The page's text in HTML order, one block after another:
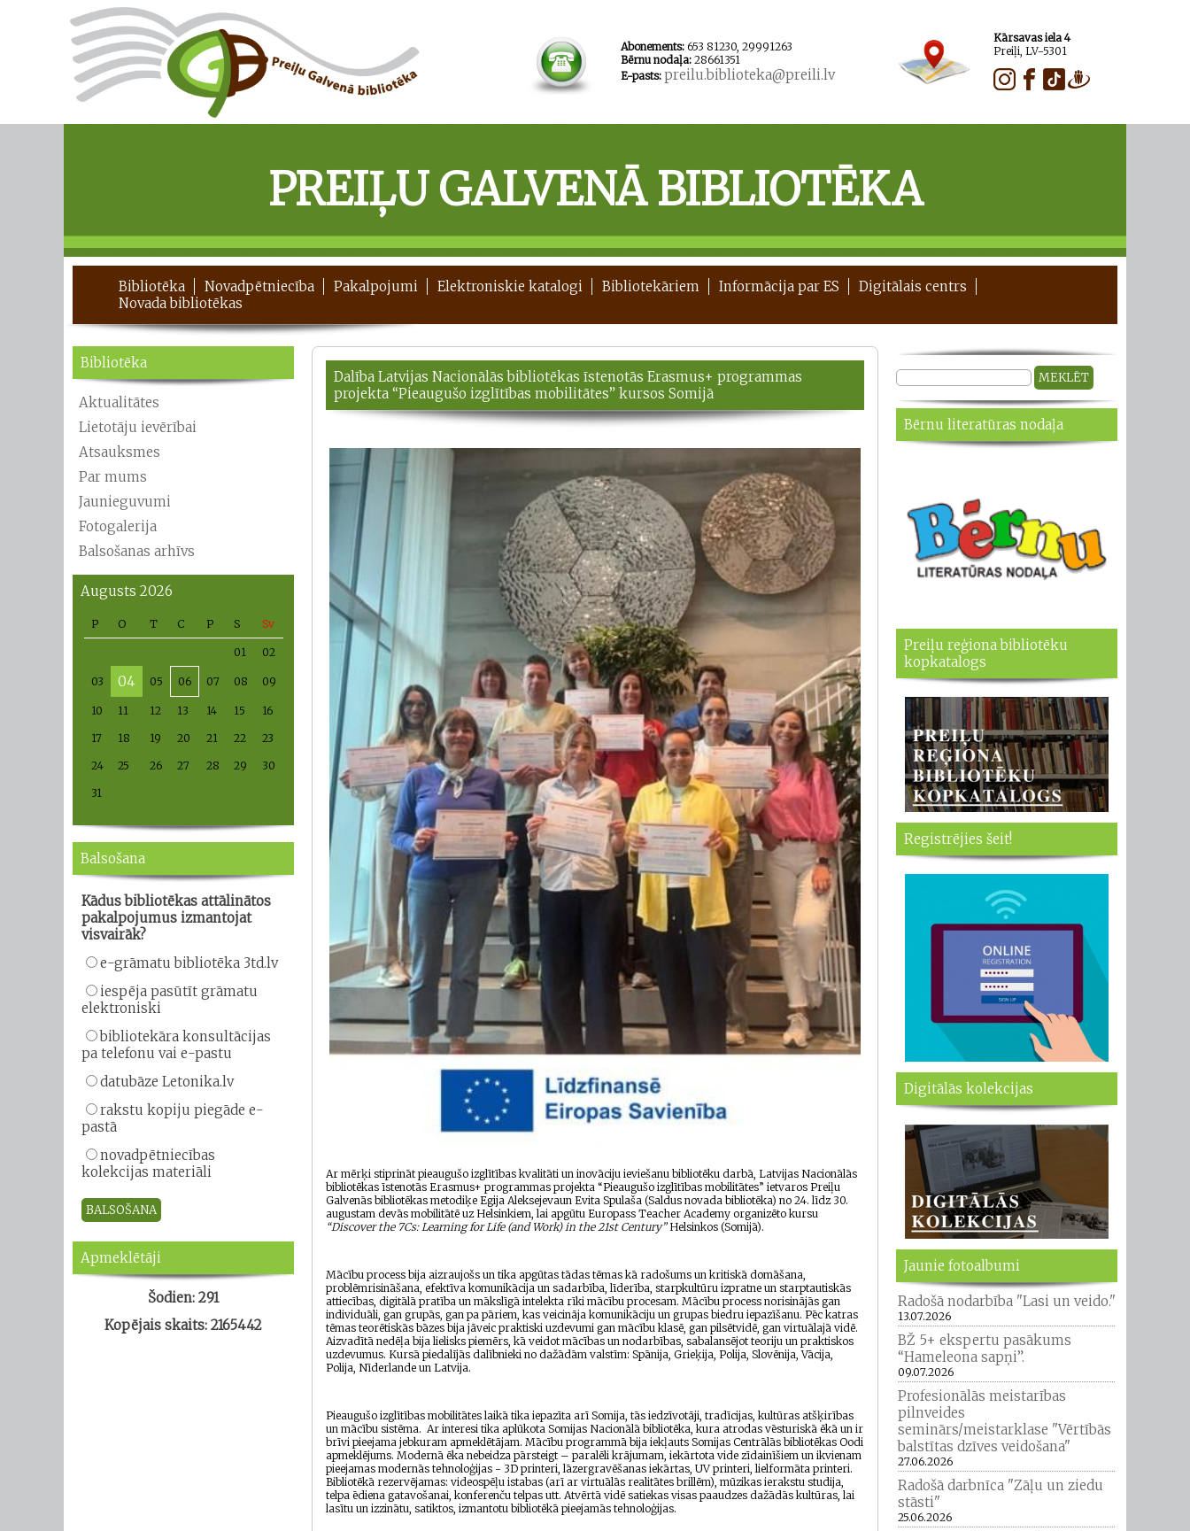
Abonements: 653 81230, 29991263
Bērnu nodaļa: 28661351
E-pasts: preilu.biblioteka@preili.lv
Kārsavas iela 4
Preiļi, LV-5301
PREIĻU GALVENĀ BIBLIOTĒKA
Bibliotēka Novadpētniecība Pakalpojumi Elektroniskie katalogi Bibliotekāriem Informācija par ES
Digitālais centrs
Novada bibliotēkas
Bibliotēka
Aktualitātes
Lietotāju ievērībai
Atsauksmes
Par mums
Jaunieguvumi
Fotogalerija
Balsošanas arhīvs
Augusts 2026
P O T C P S Sv
01 02
03 04 05 06 07 08 09
10 11 12 13 14 15 16
17 18 19 20 21 22 23
24 25 26 27 28 29 30
31
Balsošana
Kādus bibliotēkas attālinātos
pakalpojumus izmantojat
visvairāk?
e-grāmatu bibliotēka 3td.lv
iespēja pasūtīt grāmatu
elektroniski
bibliotekāra konsultācijas
pa telefonu vai e-pastu
datubāze Letonika.lv
rakstu kopiju piegāde e-
pastā
novadpētniecības
kolekcijas materiāli
Apmeklētāji
Šodien: 291
Kopējais skaits: 2165442
Dalība Latvijas Nacionālās bibliotēkas īstenotās Erasmus+ programmas
projekta “Pieaugušo izglītības mobilitātes” kursos Somijā
Ar mērķi stiprināt pieaugušo izglītības kvalitāti un inovāciju ieviešanu bibliotēku darbā, Latvijas Nacionālās
bibliotēkas īstenotās Erasmus+ programmas projekta “Pieaugušo izglītības mobilitātes” ietvaros Preiļu
Galvenās bibliotēkas metodiķe Egija Aleksejevaun Evita Spulaša (Saldus novada bibliotēka) no 24. līdz 30.
augustam devās mobilitātē uz Helsinkiem, lai apgūtu Europass Teacher Academy organizēto kursu
“Discover the 7Cs: Learning for Life (and Work) in the 21st Century” Helsinkos (Somijā).
Mācību process bija aizraujošs un tika apgūtas tādas tēmas kā radošums un kritiskā domāšana,
problēmrisināšana, efektīva komunikācija un sadarbība, līderība, starpkultūru izpratne un starptautiskās
attiecības, digitālā pratība un mākslīgā intelekta rīki mācību procesam. Mācību process norisinājās gan
individuāli, gan grupās, gan pa pāriem, kas veicināja komunikāciju un grupas biedru iepazīšanu. Pēc katras
tēmas teorētiskās bāzes bija jāveic praktiski uzdevumi gan mācību klasē, gan pilsētvidē, gan virtuālajā vidē.
Aizvadītā nedēļa bija lielisks piemērs, kā veidot mācības un nodarbības, sabalansējot teoriju un praktiskos
uzdevumus. Kursā piedalījās dalībnieki no dažādām valstīm: Spānija, Grieķija, Polija, Slovēnija, Vācija,
Polija, Nīderlande un Latvija.
Pieaugušo izglītības mobilitātes laikā tika iepazīta arī Somija, tās iedzīvotāji, tradīcijas, kultūras atšķirības
un mācību sistēma. Ar interesi tika aplūkota Somijas Nacionālā bibliotēka, kura atrodas vēsturiskā ēkā un ir
brīvi pieejama jebkuram apmeklētājam. Mācību programmā bija iekļauts Somijas Centrālās bibliotēkas Oodi
apmeklējums. Modernā ēka nebeidza pārsteigt – paralēli krājumam, iekārtota vide zīdainīšiem un ikvienam
pieejamas modernās tehnoloģijas - 3D printeri, lāzergravēšanas iekārtas, UV printeri, lielformāta printeri.
Bibliotēkā rezervējamas: videospēļu istabas (arī ar virtuālās realitātes brillēm), mūzikas ierakstu studija,
telpa ēdiena gatavošanai, konferenču telpas utt. Atvērtā vidē satiekas visas paaudzes dažādās kultūras, lai
lasītu un izzinātu, satiktos, izmantotu bibliotēkā pieejamās tehnoloģijas.
Bērnu literatūras nodaļa
Preiļu reģiona bibliotēku
kopkatalogs
Registrējies šeit!
Digitālās kolekcijas
Jaunie fotoalbumi
Radošā nodarbība "Lasi un veido."
13.07.2026
BŽ 5+ ekspertu pasākums
“Hameleona sapņi”.
09.07.2026
Profesionālās meistarības
pilnveides
seminārs/meistarklase "Vērtībās
balstītas dzīves veidošana"
27.06.2026
Radošā darbnīca "Zāļu un ziedu
stāsti"
25.06.2026